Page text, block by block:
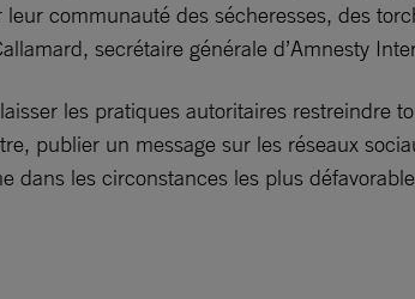
communauté des sécheresses, des
secrétaire générale d’Amnesty
les pratiques autoritaires restreindre
publier un message sur les réseaux
les circonstances les plus